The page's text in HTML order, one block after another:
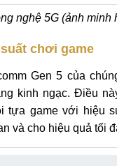
nghệ 5G (ảnh minh
chơi game
Gen 5 của
kinh ngạc. Điều
tựa game với hiệu
và cho hiệu quả tối